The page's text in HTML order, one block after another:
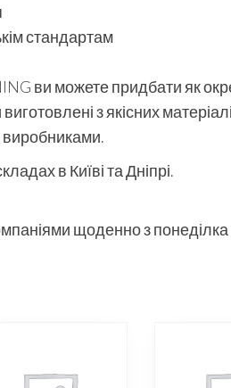
стандартам
ви можете придбати як
з якісних
в Київі та Дніпрі.
щоденно з понеділка